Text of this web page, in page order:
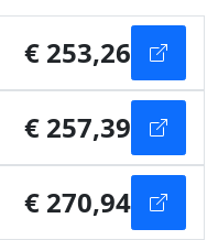
€ 253,26
€ 257,39
€ 270,94